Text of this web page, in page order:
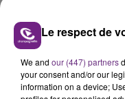
Patrice Bégay,
Le respect de
We and our (447) partners
your consent and/or our
information on a device;